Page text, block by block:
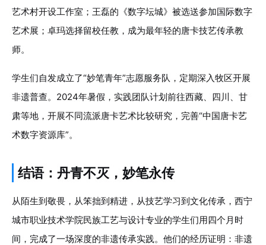
艺术村开设工作室；王磊的《数字坛城》被选送参加国际数字
艺术展；卓玛选择留校任教，成为最年轻的唐卡技艺传承教
师。
学生们自发成立了“妙笔青年”志愿服务队，定期深入牧区开展
非遗普查。2024年暑假，实践团队计划前往西藏、四川、甘
肃等地，开展不同流派唐卡艺术比较研究，完善“中国唐卡艺
术数字资源库”。
结语：丹青不灭，妙笔永传
从陌生到敬畏，从笨拙到精进，从技艺学习到文化传承，西宁
城市职业技术学院民族工艺与设计专业的学生们用四个月时
间，完成了一场深度的非遗传承实践。他们的经历证明：非遗